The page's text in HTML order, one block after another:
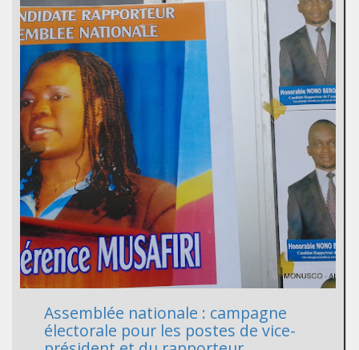
Assemblée nationale : campagne
électorale pour les postes de vice-